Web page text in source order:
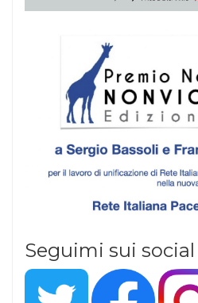
Seguimi sui social